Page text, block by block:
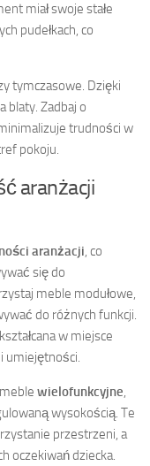
miał swoje stałe
pudełkach, co
tymczasowe. Dzięki
blaty. Zadbaj o
trudności w
pokoju.
aranżacji
aranżacji, co
się do
meble modułowe,
do różnych funkcji.
w miejsce
umiejętności.
wielofunkcyjne,
wysokością. Te
przestrzeni, a
oczekiwań dziecka.